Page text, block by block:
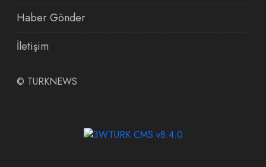
Haber Gönder
İletişim
© TURKNEWS